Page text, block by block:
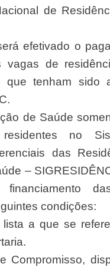
de
efetivado o
vagas de
que tenham sido
de Saúde
no
das
–
condições:
lista a que se
Compromisso,